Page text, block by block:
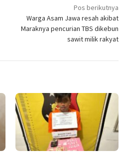
Pos berikutnya
Warga Asam Jawa resah akibat
Maraknya pencurian TBS dikebun
sawit milik rakyat